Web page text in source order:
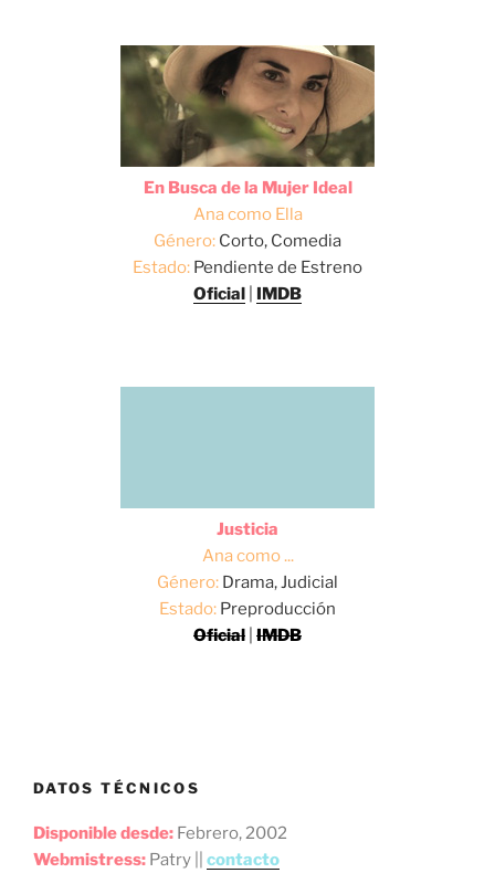
En Busca de la Mujer Ideal
Ana como Ella
Género: Corto, Comedia
Estado: Pendiente de Estreno
Oficial
IMDB
Justicia
Ana como ...
Género: Drama, Judicial
Estado: Preproducción
Oficial IMDB
DATOS TÉCNICOS
Disponible desde: Febrero, 2002
Webmistress: Patry || contacto